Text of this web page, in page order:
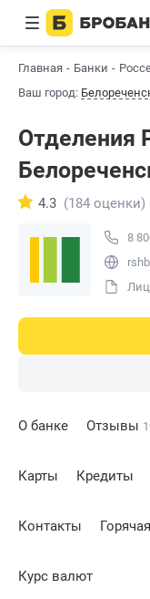
Главная Банки
Ваш город:
Отделения
8
4.3 (184 оценки)
О банке Отзывы
Карты Кредиты
Контакты
Курс валют